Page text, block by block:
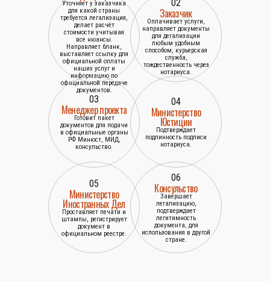
Уточняет у заказчика
для какой страны
требуется легализация,
делает расчёт
стоимости учитывая
все нюансы.
Направляет бланк,
выставляет ссылку для
официальной оплаты
наших услуг и
информацию по
официальной передаче
документов.
02
Заказчик
Оплачивает услуги,
направляет документы
для дегализации
любым удобным
способом, курьерская
служба,
тождественность через
нотариуса.
03
Менеджер проекта
Готовит пакет
документов для подачи
в официальные органы
РФ Минюст, МИД,
консульство.
04
Министерство
Юстиции
Подтверждает
подлинность подписи
нотариуса.
05
Министерство
Иностранных Дел
Проставляет печати и
штампы, регистрирует
документ в
официальном реестре.
06
Консульство
Завершает
легализацию,
подтверждает
легитимность
документа, для
использования в другой
стране.